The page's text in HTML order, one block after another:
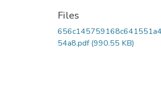
Files
54a8.pdf(990.55 KB)